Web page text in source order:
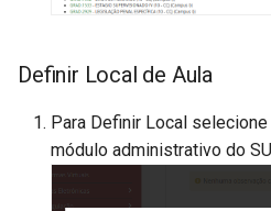
Definir Local de Aula
Para Definir Local
módulo administrativo do